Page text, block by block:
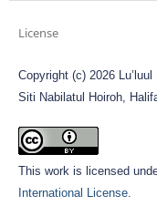
License
Copyright (c) 2026
Siti Nabilatul Hoiroh,
This work is licensed
International License.